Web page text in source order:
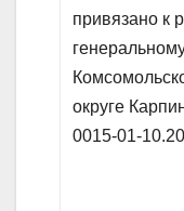
привязано к
округе
0015-01-